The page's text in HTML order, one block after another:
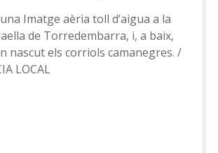
Imatge aèria toll d’aigua a la
de Torredembarra, i, a baix,
nascut els corriols camanegres. /
LOCAL